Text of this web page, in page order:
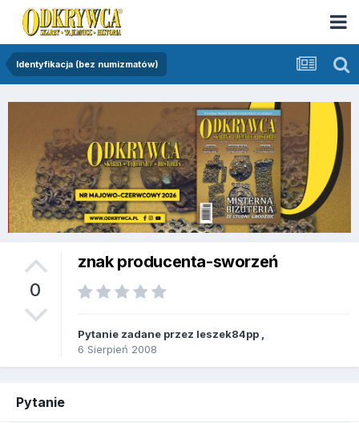
Identyfikacja (bez numizmatów)
0
znak producenta-sworzeń
Pytanie zadane przez leszek84pp
6 Sierpień 2008
Pytanie